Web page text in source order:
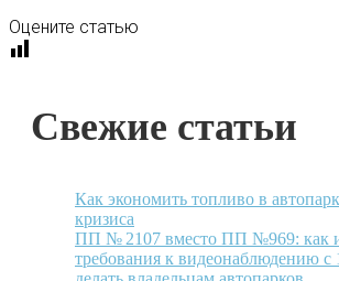
Оцените статью
Свежие статьи
Как экономить топливо в
кризиса
ПП № 2107 вместо ПП №969: как
требования к видеонаблюдению с